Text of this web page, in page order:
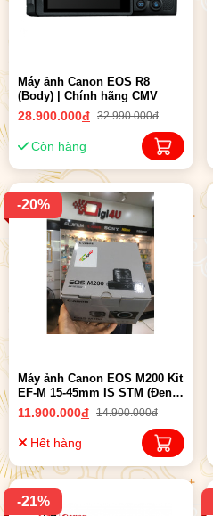
Máy ảnh Canon EOS R8
(Body) | Chính hãng CMV
28.900.000đ 32.990.000đ
Còn hàng
-20%
Máy ảnh Canon EOS M200 Kit
EF-M 15-45mm IS STM (Đen) -
Nhập Khẩu
11.900.000đ 14.900.000đ
Hết hàng
-21%